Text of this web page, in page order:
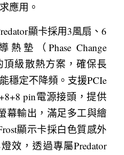
應用。
顯卡採用3風扇、6
墊（Phase Change
頂級散熱方案，確保長
穩定不降頻。支援PCIe
pin電源接頭，提供
幕輸出，滿足多工與繪
顯示卡採白色質感外
效，透過專屬Predator